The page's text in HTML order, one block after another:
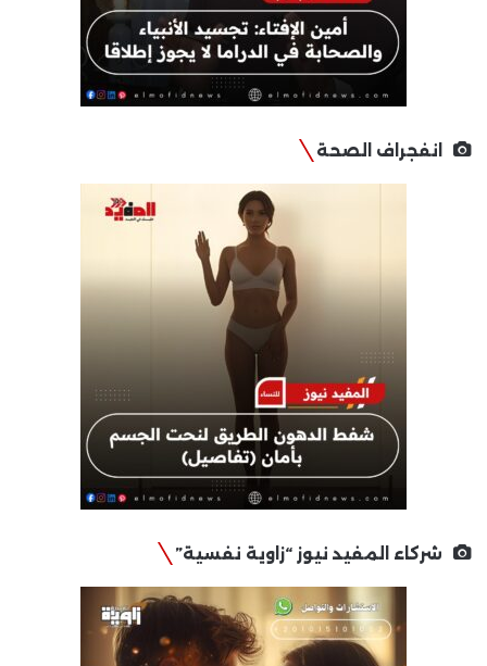
انفجراف الصحة
شركاء المفيد نيوز “زاوية نفسية”